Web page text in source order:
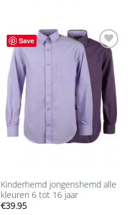
Save
Aan
verlanglijst
toevoegen
Kinderhemd jongenshemd alle
kleuren 6 tot 16 jaar
€39.95